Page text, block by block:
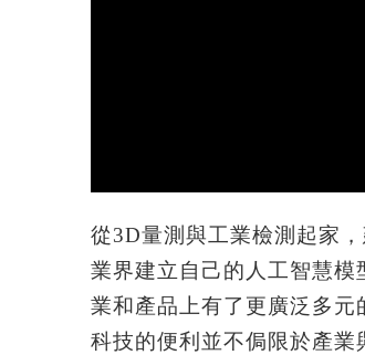
從3D量測與工業檢測起家
業界建立自己的人工智慧
業和產品上有了更廣泛多
科技的便利並不侷限於產